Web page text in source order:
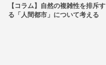
【コラム】自然の複雑性を排斥す
る「人間都市」について考える